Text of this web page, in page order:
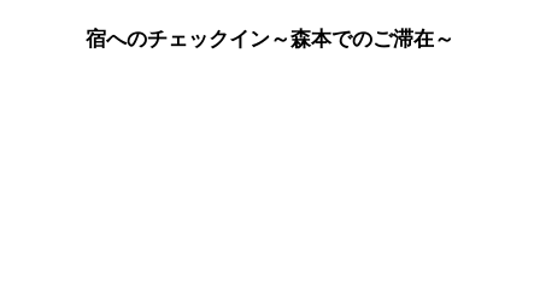
宿へのチェックイン～森本でのご滞在～